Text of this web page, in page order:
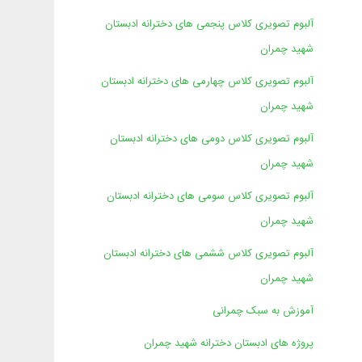
آلبوم تصویری کلاس پنجمی های دخترانه ادبستان
شهید چمران
آلبوم تصویری کلاس چهارمی های دخترانه ادبستان
شهید چمران
آلبوم تصویری کلاس دومی های دخترانه ادبستان
شهید چمران
آلبوم تصویری کلاس سومی های دخترانه ادبستان
شهید چمران
آلبوم تصویری کلاس ششمی های دخترانه ادبستان
شهید چمران
آموزش به سبک چمرانی
پروژه های ادبستان دخترانه شهید چمران